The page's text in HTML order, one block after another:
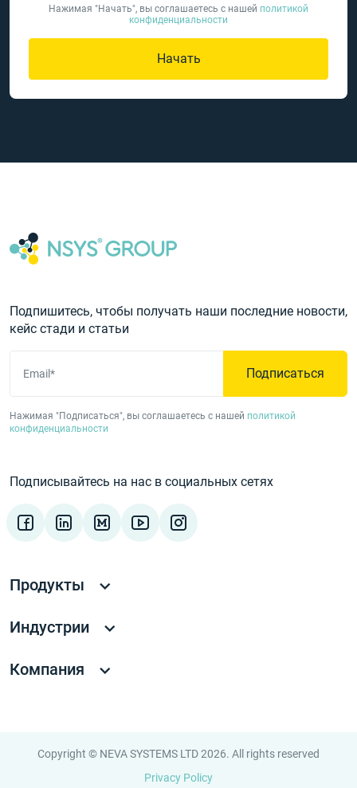
Нажимая "Начать", вы соглашаетесь с нашей политикой
конфиденциальности
Начать
Подпишитесь, чтобы получать наши последние новости,
кейс стади и статьи
Email* Подписаться
Нажимая "Подписаться", вы соглашаетесь с нашей политикой
конфиденциальности
Подписывайтесь на нас в социальных сетях
Продукты
Индустрии
Компания
Copyright © NEVA SYSTEMS LTD 2026. All rights reserved
Privacy Policy